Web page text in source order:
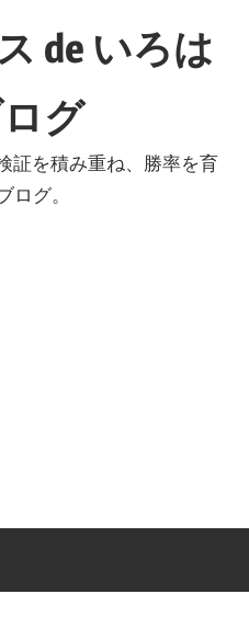
de いろは
グ
証を積み重ね、勝率を育
ログ。